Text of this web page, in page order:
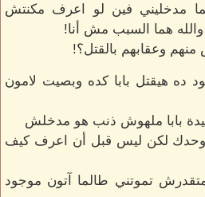
مدخليني فين لو اعرف مكنتش
هما السبب مش أنا!
وعقابهم بالقتل؟!
هيقتل بابا كده وبصيت لامون
بابا ملهوش ذنب هو مدخلش
لكن ليس قبل أن اعرف كيف
تموتني طالما آتون موجود